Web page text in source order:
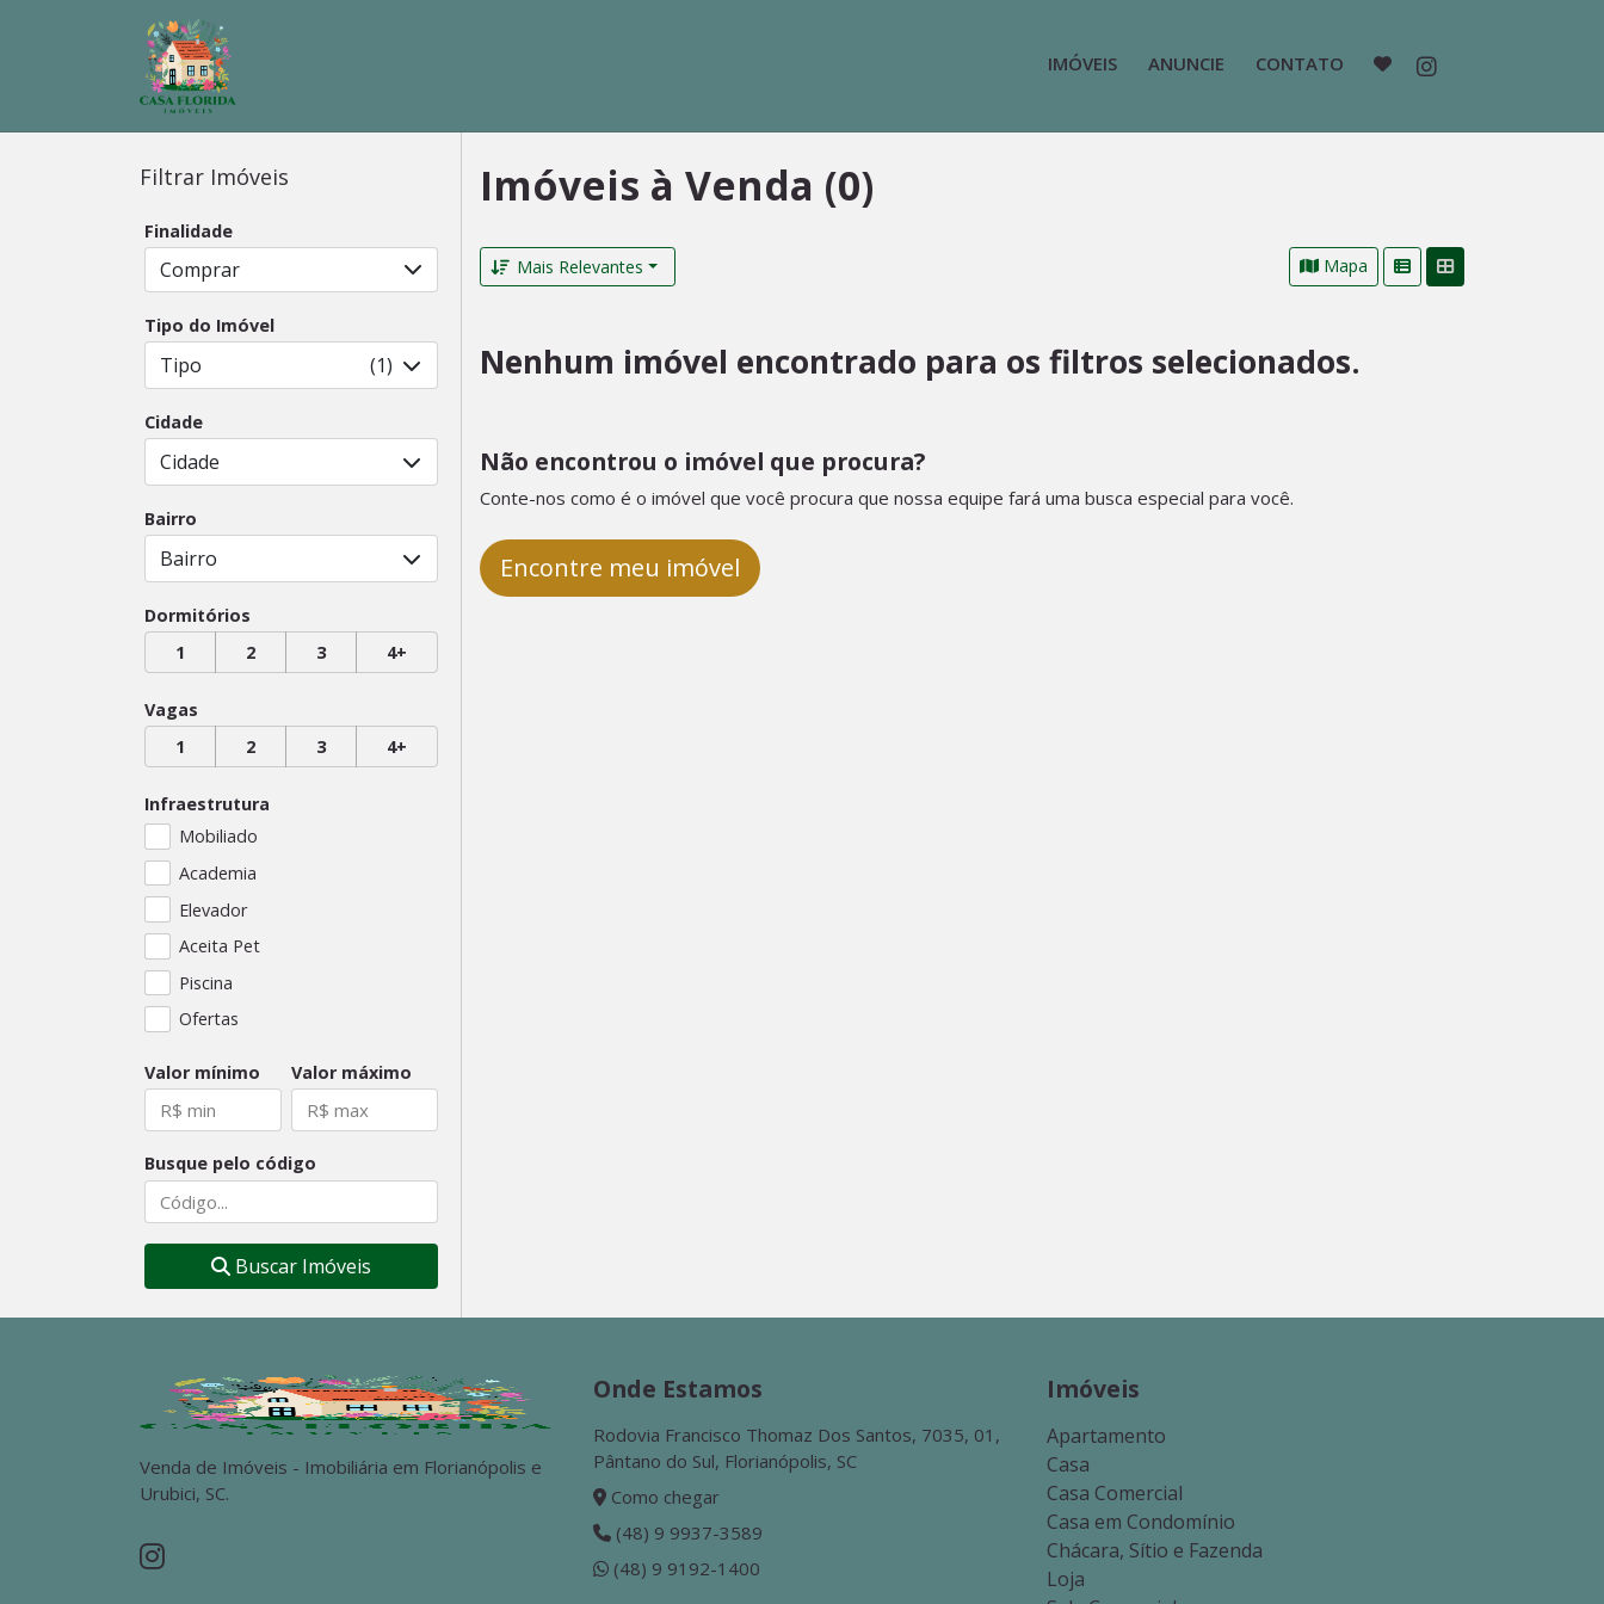
IMÓVEIS ANUNCIE CONTATO
Filtrar Imóveis
Finalidade
Comprar
Tipo do Imóvel
Tipo (1)
Cidade
Cidade
Bairro
Bairro
Dormitórios
1
2 3 4+
Vagas
1
2 3 4+
Infraestrutura
Mobiliado
Academia
Elevador
Aceita Pet
Piscina
Ofertas
Valor mínimo Valor máximo
Busque pelo código
Buscar Imóveis
Imóveis à Venda (0)
Mais Relevantes Mapa
Nenhum imóvel encontrado para os filtros selecionados.
Não encontrou o imóvel que procura?
Conte-nos como é o imóvel que você procura que nossa equipe fará uma busca especial para você.
Encontre meu imóvel
Venda de Imóveis - Imobiliária em Florianópolis e
Urubici, SC.
Onde Estamos
Rodovia Francisco Thomaz Dos Santos, 7035, 01,
Pântano do Sul, Florianópolis, SC
Como chegar
(48) 9 9937-3589
(48) 9 9192-1400
Imóveis
Apartamento
Casa
Casa Comercial
Casa em Condomínio
Chácara, Sítio e Fazenda
Loja